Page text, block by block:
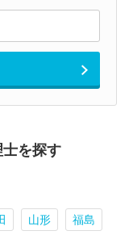
を探す
山形 福島